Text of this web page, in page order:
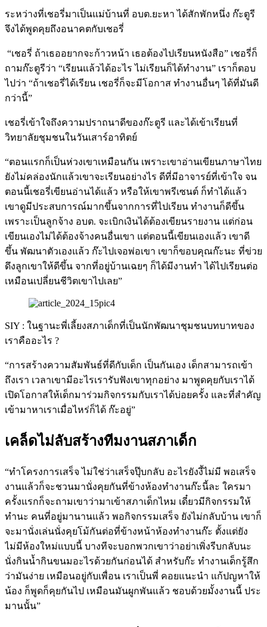
ระหว่างที่เชอรี่มาเป็นแม่บ้านที่ อบต.ยะหา ได้สักพักหนึ่ง ก๊ะตูรี
จึงได้พูดคุยถึงอนาคตกับเชอรี่
“เชอรี่ ถ้าเธออยากจะก้าวหน้า เธอต้องไปเรียนหนังสือ” เชอรี่ก็
ถามก๊ะตูรีว่า “เรียนแล้วได้อะไร ไม่เรียนก็ได้ทำงาน” เราก็ตอบ
ไปว่า “ถ้าเชอรี่ได้เรียน เชอรี่ก็จะมีโอกาส ทำงานอื่นๆ ได้ที่มันดี
กว่านี้”
เชอรี่เข้าใจถึงความปราถนาดีของก๊ะตูรี และได้เข้าเรียนที่
วิทยาลัยชุมชนในวันเสาร์อาทิตย์
“ตอนแรกก็เป็นห่วงเขาเหมือนกัน เพราะเขาอ่านเขียนภาษาไทย
ยังไม่คล่องนักแล้วเขาจะเรียนอย่างไร ดีที่มีอาจารย์ที่เข้าใจ จน
ตอนนี้เชอรี่เขียนอ่านได้แล้ว หรือให้เขาพรีเซนต์ ก็ทำได้แล้ว
เขาดูมีประสบการณ์มากขึ้นจากการที่ไปเรียน ทำงานก็ดีขึ้น
เพราะเป็นลูกจ้าง อบต. จะเบิกเงินได้ต้องเขียนรายงาน แต่ก่อน
เขียนเองไม่ได้ต้องจ้างคนอื่นเขา แต่ตอนนี้เขียนเองแล้ว เขาดี
ขึ้น พัฒนาตัวเองแล้ว ก๊ะไปเจอพ่อเขา เขาก็ขอบคุณก๊ะนะ ที่ข่วย
ดึงลูกเขาให้ดีขึ้น จากที่อยู่บ้านเฉยๆ ก็ได้มีงานทำ ได้ไปเรียนต่อ
SIY : ในฐานะพี่เลี้ยงสภาเด็กที่เป็นนักพัฒนาชุมชนบทบาทของ
เราคืออะไร ?
“การสร้างความสัมพันธ์ที่ดีกับเด็ก เป็นกันเอง เด็กสามารถเข้า
ถึงเรา เวลาเขามีอะไรเรารับฟังเขาทุกอย่าง มาพูดคุยกับเราได้
เปิดโอกาสให้เด็กมาร่วมกิจกรรมกับเราได้บ่อยครั้ง และที่สำคัญ
เข้ามาหาเราเมื่อไหร่ก็ได้ ก๊ะอยู่”
เคล็ดไม่ลับสร้างทีมงานสภาเด็ก
“ทำโครงการเสร็จ ไม่ใช่ว่าเสร็จปุ๊บกลับ อะไรยังงี้ไม่มี พอเสร็จ
งานแล้วก็จะชวนมานั่งคุยกันที่ข้างห้องทำงานก๊ะนี้ละ ใครมา
ครั้งแรกก็จะถามเขาว่ามาเข้าสภาเด็กไหม เดี๋ยวมีกิจกรรมให้
ทำนะ คนที่อยู่มานานแล้ว พอกิจกรรมเสร็จ ยังไม่กลับบ้าน เขาก็
จะมานั่งเล่นนั่งคุยโม้กันต่อที่ข้างหน้าห้องทำงานก๊ะ ตั้งแต่ยัง
ไม่มีห้องใหม่แบบนี้ บางทีจะบอกพวกเขาว่าอย่าเพิ่งรีบกลับนะ
นั่งกินน้ำกินขนมอะไรด้วยกันก่อนได้ สำหรับก๊ะ ทำงานเด็กรู้สึก
ว่ามันง่าย เหมือนอยู่กับเพื่อน เราเป็นพี่ คอยแนะนำ แก้ปญหาให้
น้อง ก็พูดก็คุยกันไป เหมือนมันผูกพันแล้ว ชอบด้วยมั้งงานนี้ ประ
มานนั้น”